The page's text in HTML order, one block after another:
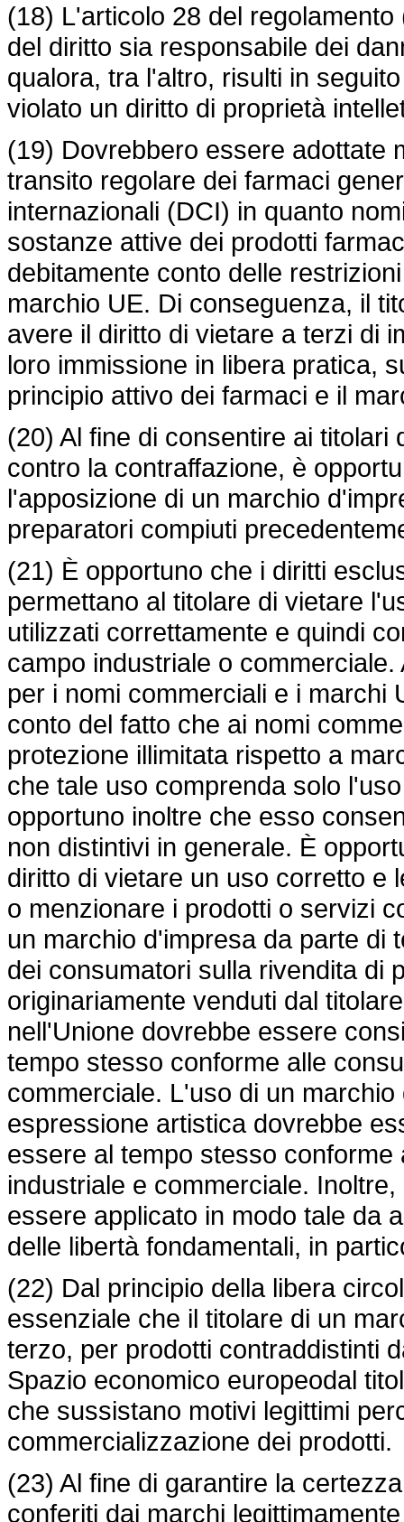
(18) L'articolo 28 del
del diritto sia responsabile dei
qualora, tra l'altro, risulti in
violato un diritto di proprietà
(19) Dovrebbero essere adottate
transito regolare dei farmaci
internazionali (DCI) in quanto
sostanze attive dei prodotti
debitamente conto delle
marchio UE. Di conseguenza, il
avere il diritto di vietare a terzi di
loro immissione in libera pratica,
principio attivo dei farmaci e il
(20) Al fine di consentire ai
contro la contraffazione, è
l'apposizione di un marchio
preparatori compiuti
(21) È opportuno che i diritti
permettano al titolare di vietare
utilizzati correttamente e quindi
campo industriale o
per i nomi commerciali e i marchi
conto del fatto che ai nomi
protezione illimitata rispetto a
che tale uso comprenda solo
opportuno inoltre che esso
non distintivi in generale. È
diritto di vietare un uso corretto e
o menzionare i prodotti o servizi
un marchio d'impresa da parte di
dei consumatori sulla rivendita di
originariamente venduti dal
nell'Unione dovrebbe essere
tempo stesso conforme alle
commerciale. L'uso di un
espressione artistica dovrebbe
essere al tempo stesso
industriale e commerciale.
essere applicato in modo tale da
delle libertà fondamentali, in
(22) Dal principio della libera
essenziale che il titolare di un
terzo, per prodotti contraddistinti
Spazio economico europeodal
che sussistano motivi legittimi
commercializzazione dei prodotti.
(23) Al fine di garantire la
conferiti dai marchi